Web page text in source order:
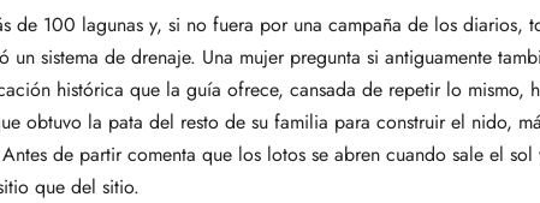
de 100 lagunas y, si no fuera por una campaña de los diarios,
sistema de drenaje. Una mujer pregunta si antiguamente
histórica que la guía ofrece, cansada de repetir lo mismo,
obtuvo la pata del resto de su familia para construir el nido,
de partir comenta que los lotos se abren cuando sale el sol
que del sitio.